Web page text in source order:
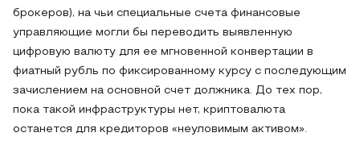
брокеров), на чьи специальные счета финансовые
управляющие могли бы переводить выявленную
цифровую валюту для ее мгновенной конвертации в
фиатный рубль по фиксированному курсу с последующим
зачислением на основной счет должника. До тех пор,
пока такой инфраструктуры нет, криптовалюта
останется для кредиторов «неуловимым активом».